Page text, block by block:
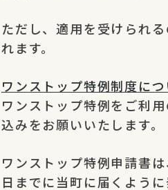
ただし、適用を受けられ
れます。
ワンストップ特例制度に
ワンストップ特例をご利
込みをお願いいたします。
ワンストップ特例申請書
日までに当町に届くように